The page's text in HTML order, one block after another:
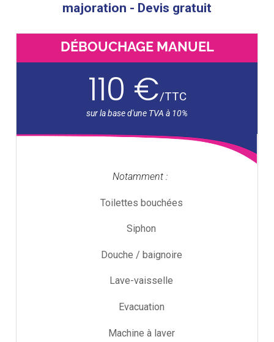
majoration - Devis gratuit
DÉBOUCHAGE MANUEL
110 €/TTC
Notamment :
Toilettes bouchées
Siphon
Douche / baignoire
Lave-vaisselle
Evacuation
Machine à laver